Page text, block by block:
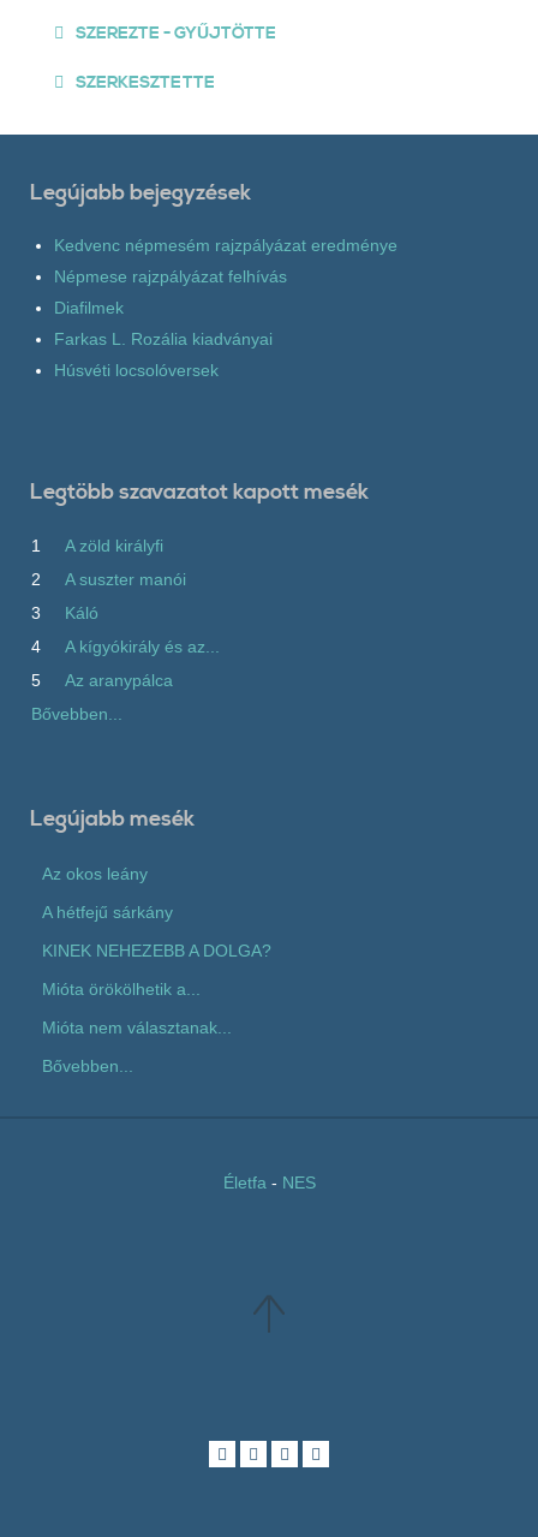
SZEREZTE - GYŰJTÖTTE
SZERKESZTETTE
Legújabb bejegyzések
Kedvenc népmesém rajzpályázat eredménye
Népmese rajzpályázat felhívás
Diafilmek
Farkas L. Rozália kiadványai
Húsvéti locsolóversek
Legtöbb szavazatot kapott mesék
1
A zöld királyfi
2
A suszter manói
3
Káló
4
A kígyókirály és az...
5
Az aranypálca
Bővebben...
Legújabb mesék
Az okos leány
A hétfejű sárkány
KINEK NEHEZEBB A DOLGA?
Mióta örökölhetik a...
Mióta nem választanak...
Bővebben...
Életfa - NES